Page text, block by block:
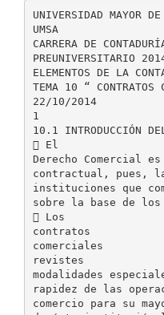
UNIVERSIDAD MAYOR
UMSA
CARRERA DE
PREUNIVERSITARIO
ELEMENTOS DE LA
TEMA 10 “ CONTRATOS
22/10/2014
1
10.1 INTRODUCCIÓN
 El
Derecho Comercial
contractual, pues,
instituciones que
sobre la base de
 Los
contratos
comerciales
revistes
modalidades
rapidez de las
comercio para su